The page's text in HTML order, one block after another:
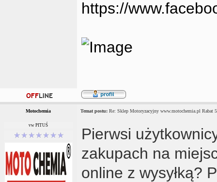
https://
Motochemia Temat postu: Re: Sklep Motoryzacyjny www.motochemia.pl Rabat
vw PITUŚ
Pierwsi
zakupach na
online z wysyłką?